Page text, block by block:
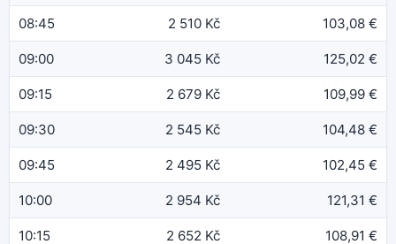
08:45 2 510 Kč 103,08 €
09:00 3 045 Kč 125,02 €
09:15 2 679 Kč 109,99 €
09:30 2 545 Kč 104,48 €
09:45 2 495 Kč 102,45 €
10:00 2 954 Kč 121,31 €
10:15 2 652 Kč 108,91 €